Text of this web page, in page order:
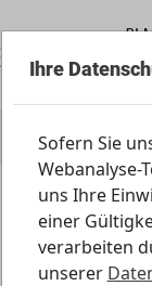
Initiative
Ihre
Sofern Sie
Webanalyse-
uns Ihre
einer
verarbeiten
unserer